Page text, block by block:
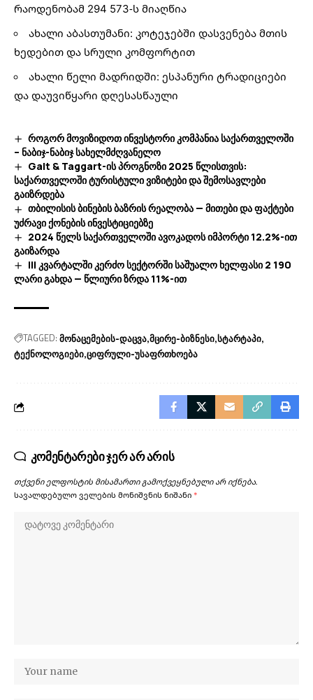
რაოდენობამ 294 573-ს მიაღწია
ახალი აბასთუმანი: კოტეჯებში დასვენება მთის
ხედებით და სრული კომფორტით
ახალი წელი მადრიდში: ესპანური ტრადიციები
და დაუვიწყარი დღესასწაული
როგორ მოვიზიდოთ ინვესტორი კომპანია საქართველოში
– ნაბიჯ-ნაბიჯ სახელმძღვანელო
Galt & Taggart-ის პროგნოზი 2025 წლისთვის:
საქართველოში ტურისტული ვიზიტები და შემოსავლები
გაიზრდება
თბილისის ბინების ბაზრის რეალობა — მითები და ფაქტები
უძრავი ქონების ინვესტიციებზე
2024 წელს საქართველოში ავოკადოს იმპორტი 12.2%-ით
გაიზარდა
III კვარტალში კერძო სექტორში საშუალო ხელფასი 2 190
ლარი გახდა — წლიური ზრდა 11%-ით
TAGGED: მონაცემების-დაცვა მცირე-ბიზნესი სტარტაპი
ტექნოლოგიები ციფრული-უსაფრთხოება
კომენტარები ჯერ არ არის
თქვენი ელფოსტის მისამართი გამოქვეყნებული არ იქნება.
სავალდებულო ველების მონიშვნის ნიშანი *